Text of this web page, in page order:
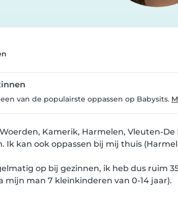
van de populairste oppassen op Babysits.
Kamerik, Harmelen, Vleuten-
Ik kan ook oppassen bij mij thuis
op bij gezinnen, ik heb dus ruim
mijn man 7 kleinkinderen van 0-14 jaar).